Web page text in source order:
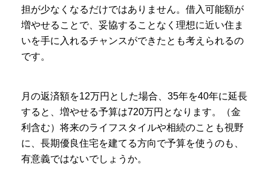
担が少なくなるだけではありません。借入可能額が
増やせることで、妥協することなく理想に近い住ま
いを手に入れるチャンスができたとも考えられるの
です。
月の返済額を12万円とした場合、35年を40年に延長
すると、増やせる予算は720万円となります。（金
利含む）将来のライフスタイルや相続のことも視野
に、長期優良住宅を建てる方向で予算を使うのも、
有意義ではないでしょうか。